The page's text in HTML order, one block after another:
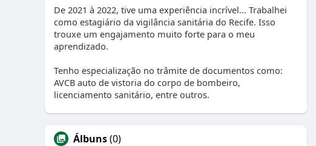
De 2021 à 2022, tive uma experiência incrível... Trabalhei
como estagiário da vigilância sanitária do Recife. Isso
trouxe um engajamento muito forte para o meu
aprendizado.
Tenho especialização no trâmite de documentos como:
AVCB auto de vistoria do corpo de bombeiro,
licenciamento sanitário, entre outros.
Álbuns(0)